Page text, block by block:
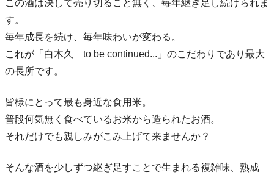
この酒は決して売り切ること無く、毎年継ぎ足し続けられま
す。
毎年成長を続け、毎年味わいが変わる。
これが「白木久 to be continued...」のこだわりであり最大
の長所です。
皆様にとって最も身近な食用米。
普段何気無く食べているお米から造られたお酒。
それだけでも親しみがこみ上げて来ませんか？
そんな酒を少しずつ継ぎ足すことで生まれる複雑味、熟成